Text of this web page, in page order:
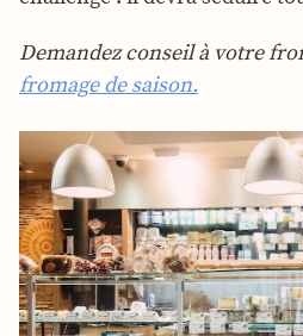
Demandez conseil à votre
fromage de saison.